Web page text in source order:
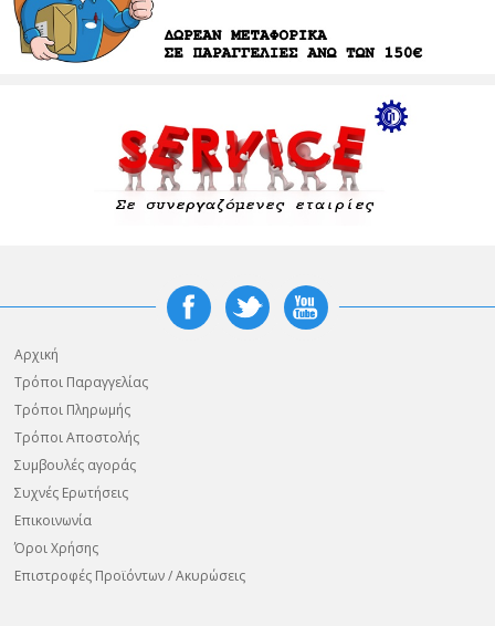
Αρχική
Τρόποι Παραγγελίας
Τρόποι Πληρωμής
Τρόποι Αποστολής
Συμβουλές αγοράς
Συχνές Ερωτήσεις
Επικοινωνία
Όροι Χρήσης
Επιστροφές Προϊόντων / Ακυρώσεις